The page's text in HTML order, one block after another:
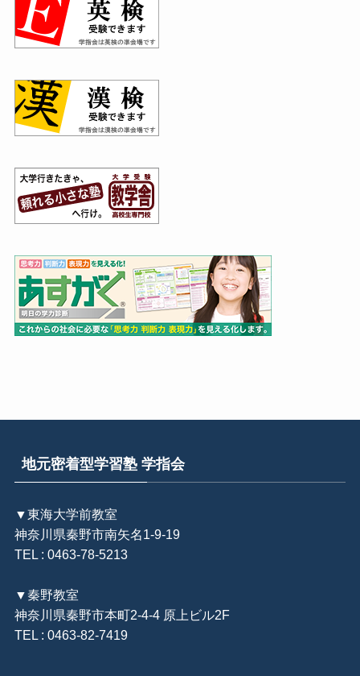
地元密着型学習塾 学指会
▼東海大学前教室
神奈川県秦野市南矢名1-9-19
TEL : 0463-78-5213
▼秦野教室
神奈川県秦野市本町2-4-4 原上ビル2F
TEL : 0463-82-7419